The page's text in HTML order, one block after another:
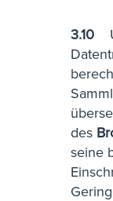
3.10
des
seine